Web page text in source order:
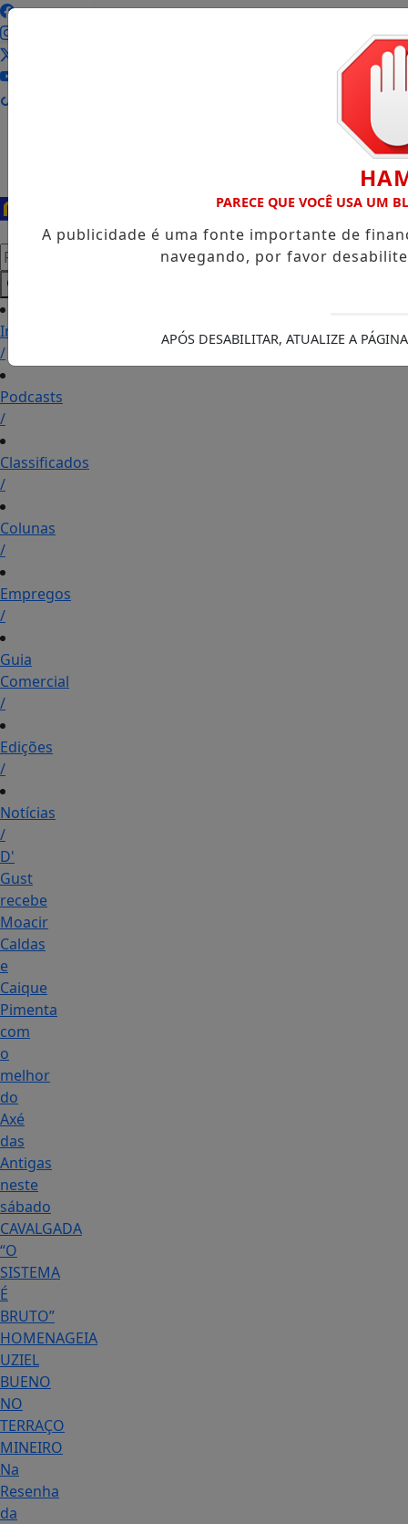
Pesquisar Notícia
Início
/
Podcasts
/
Classificados
/
Colunas
/
Empregos
/
Guia
Comercial
/
Edições
/
Notícias
/
D'
Gust
recebe
Moacir
Caldas
e
Caique
Pimenta
com
o
melhor
do
Axé
das
Antigas
neste
sábado
CAVALGADA
“O
SISTEMA
É
BRUTO”
HOMENAGEIA
UZIEL
BUENO
NO
TERRAÇO
MINEIRO
Na
Resenha
da
PARECE QUE VOCÊ USA UM
A publicidade é uma fonte importante de
navegando, por favor
APÓS DESABILITAR, ATUALIZE A